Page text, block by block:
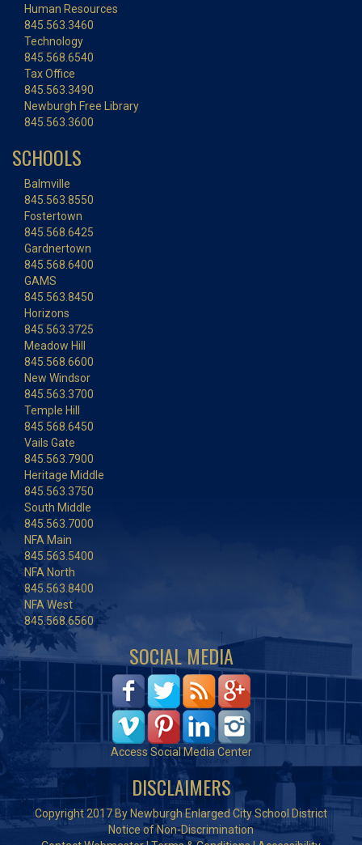
Human Resources
845.563.3460
Technology
845.568.6540
Tax Office
845.563.3490
Newburgh Free Library
845.563.3600
SCHOOLS
Balmville
845.563.8550
Fostertown
845.568.6425
Gardnertown
845.568.6400
GAMS
845.563.8450
Horizons
845.563.3725
Meadow Hill
845.568.6600
New Windsor
845.563.3700
Temple Hill
845.568.6450
Vails Gate
845.563.7900
Heritage Middle
845.563.3750
South Middle
845.563.7000
NFA Main
845.563.5400
NFA North
845.563.8400
NFA West
845.568.6560
SOCIAL MEDIA
Access Social Media Center
DISCLAIMERS
Copyright 2017 By Newburgh Enlarged City School District
Notice of Non-Discrimination